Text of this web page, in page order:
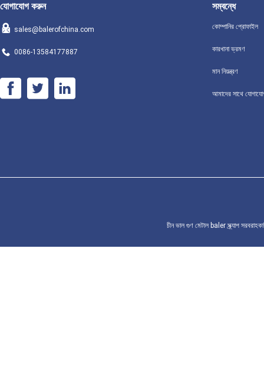
যোগাযোগ করুন
sales@balerofchina.com
0086-13584177887
সম্বন্ধে
কোম্পানির প্রোফাইল
কারখানা ভ্রমণ
মান নিয়ন্ত্রণ
আমাদের সাথে
চীন ভাল গুণ মেটাল baler স্ক্র্যাপ